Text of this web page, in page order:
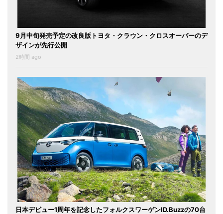
9月中旬発売予定の改良版トヨタ・クラウン・クロスオーバーのデ
ザインが先行公開
2時間 ago
日本デビュー1周年を記念したフォルクスワーゲンID.Buzzの70台